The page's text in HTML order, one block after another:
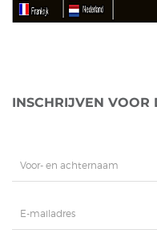
INSCHRIJVEN VOOR